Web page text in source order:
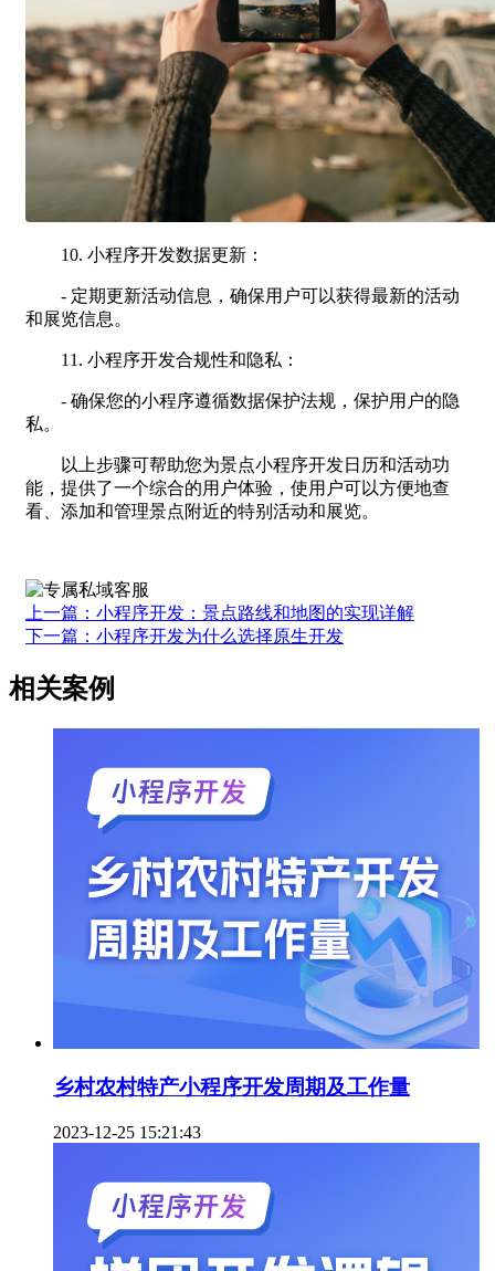
10. 小程序开发数据更新：
- 定期更新活动信息，确保用户可以获得最新的活动
和展览信息。
11. 小程序开发合规性和隐私：
- 确保您的小程序遵循数据保护法规，保护用户的隐
私。
以上步骤可帮助您为景点小程序开发日历和活动功
能，提供了一个综合的用户体验，使用户可以方便地查
看、添加和管理景点附近的特别活动和展览。
上一篇：小程序开发：景点路线和地图的实现详解
下一篇：小程序开发为什么选择原生开发
相关案例
乡村农村特产小程序开发周期及工作量
2023-12-25 15:21:43